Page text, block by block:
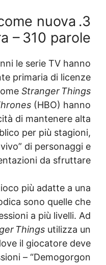
TV come
– 310
anni le serie TV
fonte primaria di
comeStranger
of Thrones (HBO)
capacità di
pubblico per più
vivo” di
ambientazioni da
di gioco più adatte
episodica sono
progressioni a più
Stranger Things
dove il giocatore
missioni –